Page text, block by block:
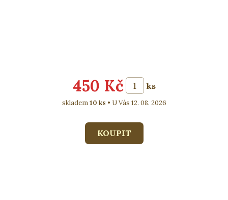
450 Kč ks
skladem10 ks U Vás 12. 08. 2026